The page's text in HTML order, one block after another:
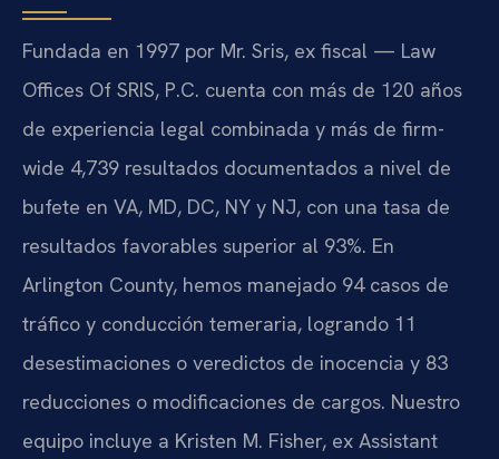
Fundada en 1997 por Mr. Sris, ex fiscal — Law
Offices Of SRIS, P.C. cuenta con más de 120 años
de experiencia legal combinada y más de firm-
wide 4,739 resultados documentados a nivel de
bufete en VA, MD, DC, NY y NJ, con una tasa de
resultados favorables superior al 93%. En
Arlington County, hemos manejado 94 casos de
tráfico y conducción temeraria, logrando 11
desestimaciones o veredictos de inocencia y 83
reducciones o modificaciones de cargos. Nuestro
equipo incluye a Kristen M. Fisher, ex Assistant